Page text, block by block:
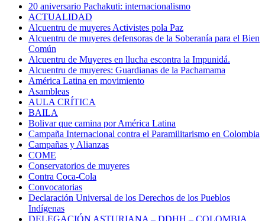
20 aniversario Pachakuti: internacionalismo
ACTUALIDAD
Alcuentru de muyeres Activistes pola Paz
Alcuentru de muyeres defensoras de la Soberanía para el Bien
Común
Alcuentru de Muyeres en llucha escontra la Impunidá.
Alcuentru de muyeres: Guardianas de la Pachamama
América Latina en movimiento
Asambleas
AULA CRÍTICA
BAILA
Bolivar que camina por América Latina
Campaña Internacional contra el Paramilitarismo en Colombia
Campañas y Alianzas
COME
Conservatorios de muyeres
Contra Coca-Cola
Convocatorias
Declaración Universal de los Derechos de los Pueblos
Indígenas
DELEGACIÓN ASTURIANA – DDHH – COLOMBIA